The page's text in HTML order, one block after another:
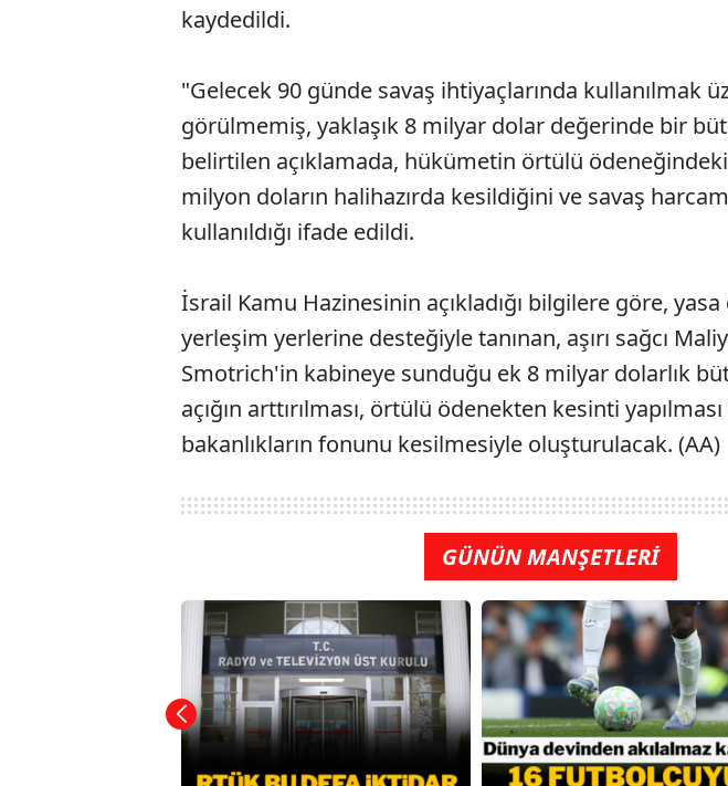
kaydedildi.
"Gelecek 90 günde savaş ihtiyaçlarında kullanılmak
görülmemiş, yaklaşık 8 milyar dolar değerinde bir
belirtilen açıklamada, hükümetin örtülü ödeneğindeki
milyon doların halihazırda kesildiğini ve savaş
kullanıldığı ifade edildi.
İsrail Kamu Hazinesinin açıkladığı bilgilere göre, yasa
yerleşim yerlerine desteğiyle tanınan, aşırı sağcı
Smotrich'in kabineye sunduğu ek 8 milyar dolarlık
açığın arttırılması, örtülü ödenekten kesinti yapılması
bakanlıkların fonunu kesilmesiyle oluşturulacak. (AA)
GÜNÜN MANŞETLERİ